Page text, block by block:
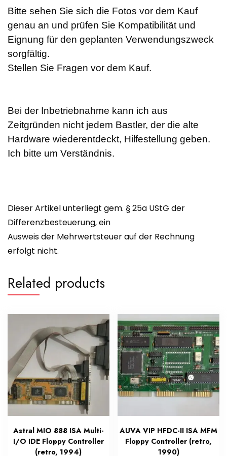
Bitte sehen Sie sich die Fotos vor dem Kauf
genau an und prüfen Sie Kompatibilität und
Eignung für den geplanten Verwendungszweck
sorgfältig.
Stellen Sie Fragen vor dem Kauf.
Bei der Inbetriebnahme kann ich aus
Zeitgründen nicht jedem Bastler, der die alte
Hardware wiederentdeckt, Hilfestellung geben.
Ich bitte um Verständnis.
Dieser Artikel unterliegt gem. § 25a UStG der
Differenzbesteuerung, ein
Ausweis der Mehrwertsteuer auf der Rechnung
erfolgt nicht.
Related products
Astral MIO 888 ISA Multi-
I/O IDE Floppy Controller
(retro, 1994)
AUVA VIP HFDC-II ISA MFM
Floppy Controller (retro,
1990)